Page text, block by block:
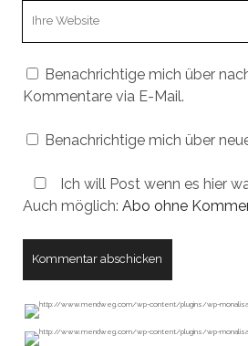
Benachrichtige mich über
Kommentare via E-Mail.
Benachrichtige mich über
Ich will Post wenn es hier
Auch möglich: Abo ohne